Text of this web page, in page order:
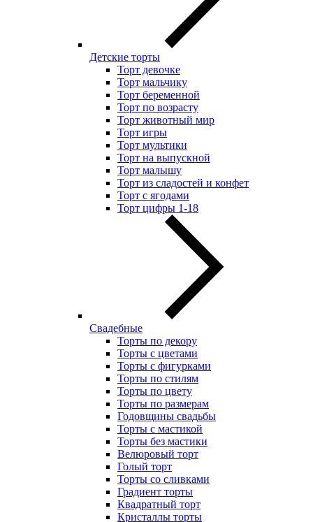
Детские торты
Торт девочке
Торт мальчику
Торт беременной
Торт по возрасту
Торт животный мир
Торт игры
Торт мультики
Торт на выпускной
Торт малышу
Торт из сладостей и конфет
Торт с ягодами
Торт цифры 1-18
Свадебные
Торты по декору
Торты с цветами
Торты с фигурками
Торты по стилям
Торты по цвету
Торты по размерам
Годовщины свадьбы
Торты с мастикой
Торты без мастики
Велюровый торт
Голый торт
Торты со сливками
Градиент торты
Квадратный торт
Кристаллы торты